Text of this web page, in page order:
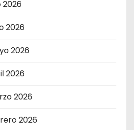
2026
2026
2026
2026
2026
2026